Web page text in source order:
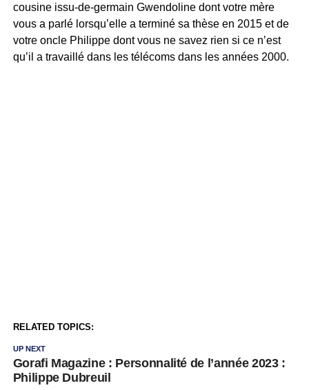
cousine issu-de-germain Gwendoline dont votre mère
vous a parlé lorsqu’elle a terminé sa thèse en 2015 et de
votre oncle Philippe dont vous ne savez rien si ce n’est
qu’il a travaillé dans les télécoms dans les années 2000.
RELATED TOPICS:
UP NEXT
Gorafi Magazine : Personnalité de l’année 2023 :
Philippe Dubreuil